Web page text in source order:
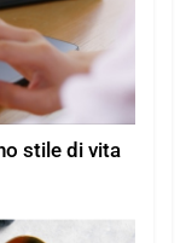
stile di vita